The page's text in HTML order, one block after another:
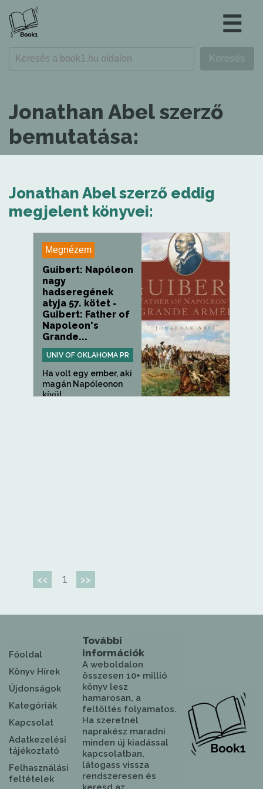
☰
Jonathan Abel szerző
bemutatása:
Jonathan Abel szerző eddig
megjelent könyvei:
Megnézem
Guibert: Napóleon
nagy
hadseregének
atyja 57. kötet -
Guibert: Father of
Napoleon's
Grande...
UNIV OF OKLAHOMA PR
Ha volt egy ember, aki
magán Napóleonon
kívül...
<< 1 >>
Főoldal
Könyv Hírek
Újdonságok
Kategóriák
Kapcsolat
Adatkezelési
tájékoztató
Felhasználási
feltételek
További
információk
A weboldalon
összesen 10+ millió
könyv lesz
hamarosan, a
feltöltés folyamatos.
Ha szeretnél
naprakész maradni
minden új kiadással
kapcsolatban,
látogass vissza
rendszeresen és